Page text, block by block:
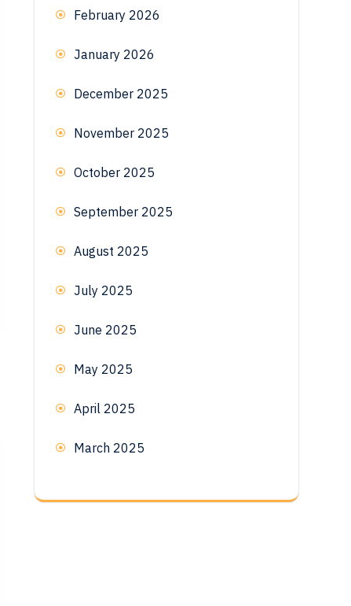
February 2026
January 2026
December 2025
November 2025
October 2025
September 2025
August 2025
July 2025
June 2025
May 2025
April 2025
March 2025